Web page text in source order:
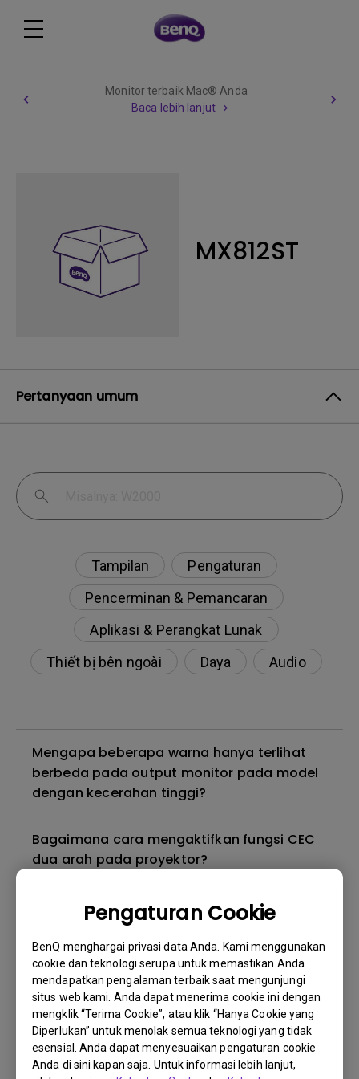
Pengaturan Cookie
BenQ menghargai privasi data Anda. Kami menggunakan
cookie dan teknologi serupa untuk memastikan Anda
mendapatkan pengalaman terbaik saat mengunjungi
situs web kami. Anda dapat menerima cookie ini dengan
mengklik “Terima Cookie”, atau klik “Hanya Cookie yang
Diperlukan” untuk menolak semua teknologi yang tidak
esensial. Anda dapat menyesuaikan pengaturan cookie
Anda di sini kapan saja. Untuk informasi lebih lanjut,
Monitor terbaik Mac® Anda
Baca lebih lanjut
MX812ST
Pertanyaan umum
Tampilan
Pengaturan
Pencerminan & Pemancaran
Aplikasi & Perangkat Lunak
Thiết bị bên ngoài
Daya Audio
Mengapa beberapa warna hanya terlihat
berbeda pada output monitor pada model
dengan kecerahan tinggi?
Bagaimana cara mengaktifkan fungsi CEC
dua arah pada proyektor?
3D is not working or getting lost sync on my
projector. How can I fix it?
Proyektor saya dihidupkan tanpa gambar
meskipun sudah tersambung ke pemutar.
Bagaimana cara memperbaikinya?
Versi kabel HDMI apa yang kompatibel